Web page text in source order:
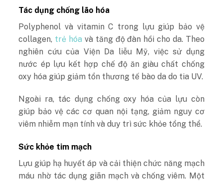
Tác dụng chống lão hóa
Polyphenol và vitamin C trong lựu giúp bảo vệ
collagen, trẻ hóa và tăng độ đàn hồi cho da. Theo
nghiên cứu của Viện Da liễu Mỹ, việc sử dụng
nước ép lựu kết hợp chế độ ăn giàu chất chống
oxy hóa giúp giảm tổn thương tế bào da do tia UV.
Ngoài ra, tác dụng chống oxy hóa của lựu còn
giúp bảo vệ các cơ quan nội tạng, giảm nguy cơ
viêm nhiễm mạn tính và duy trì sức khỏe tổng thể.
Sức khỏe tim mạch
Lựu giúp hạ huyết áp và cải thiện chức năng mạch
máu nhờ tác dụng giãn mạch và chống viêm. Một